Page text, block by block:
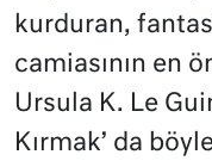
kurduran,
camiasının en
Ursula K. Le
Kırmak’ da